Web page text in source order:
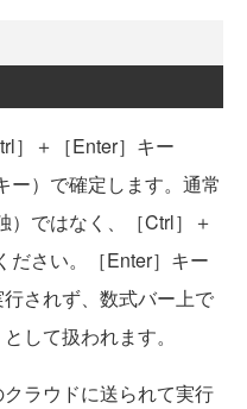
］＋［Enter］キー
ー）で確定します。通常
）ではなく、［Ctrl］＋
ださい。［Enter］キー
されず、数式バー上で
して扱われます。
ラウドに送られて実行